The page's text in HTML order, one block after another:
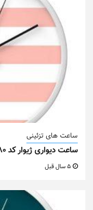
ساعت های تزئینی
ساعت دیواری ژیوار کد Zh-880